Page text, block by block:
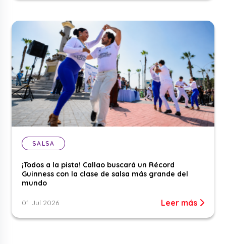
SALSA
¡Todos a la pista! Callao buscará un Récord
Guinness con la clase de salsa más grande del
mundo
01 Jul 2026 Leer más